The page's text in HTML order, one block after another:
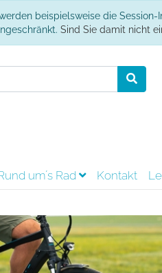
beispielsweise die
Sind Sie damit nicht
um´s Rad Kontakt